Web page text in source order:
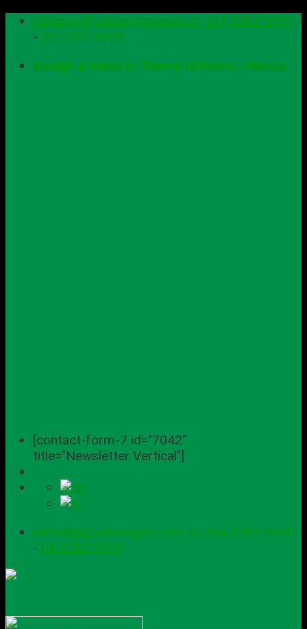
Skip vuhoang@vuhoangco.com.vn 024 3382 9999
- 08 5782 9999
Assign a menu in Theme Options > Menus
[contact-form-7 id="7042"
title="Newsletter Vertical"]
vuhoang@vuhoangco.com.vn 024 3382 9999
- 08 5782 9999